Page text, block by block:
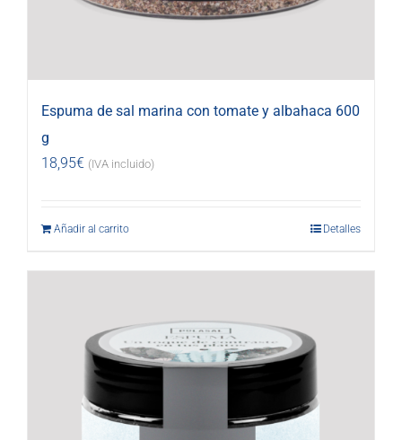
Espuma de sal marina con tomate y albahaca 600
g
18,95€ (IVA incluido)
Añadir al carrito Detalles